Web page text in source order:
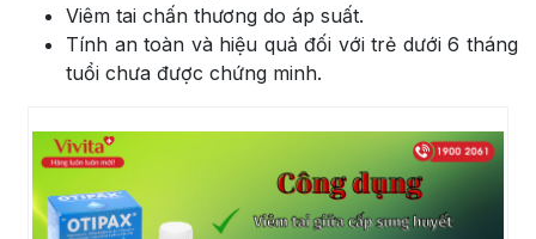
Viêm tai chấn thương do áp suất.
Tính an toàn và hiệu quả đối với trẻ dưới 6 tháng
tuổi chưa được chứng minh.